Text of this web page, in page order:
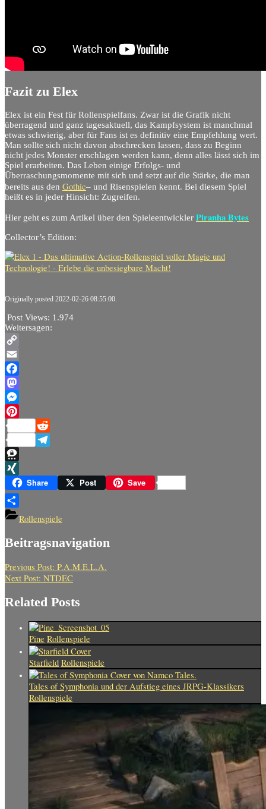
Fazit zu Elex
Elex ist ein Fest für Rollenspielfans. Zwar ist die Grafik nicht
überragend und ganz tagesaktuell, das Kampfsystem ist manchmal
etwas schwierig, aber für Fans ist es definitiv eine Empfehlung wert.
Man sollte sich nicht davon abschrecken lassen, dass zu Beginn
nicht jedes Monster erschlagen werden kann, denn alles lässt sich im
Spiel erarbeiten. Das Leben einige Erfolgs- und
Überraschungsmomente mit sich und setzt auf die Stärke, die man
bereits aus den Gothic– und Risenspielen kennt. Bei diesem Spiel
heißt es in jeder Hinsicht: Zugreifen.
Hier geht es zum Artikel über den Spieleentwickler Piranha Bytes
Collector’s Edition:
Originally posted 2022-02-26 08:55:00.
Post Views: 1.974
Weitersagen:
Copy
Link
Email
Facebook
Mastodon
Messenger
Pinterest
Reddit
Telegram
Threema
XINGShare Post Save
TeilenRollenspiele
Beitragsnavigation
Previous Post: P.A.M.E.L.A.
Next Post: NTDEC
Related Posts
Pine Rollenspiele
Starfield Rollenspiele
Tales of Symphonia und der Aufstieg eines JRPG-Klassikers
Rollenspiele